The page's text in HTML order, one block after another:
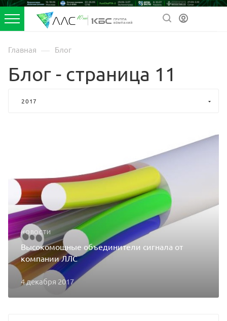
Главная — Блог
Блог - страница 11
2017
НОВОСТИ
4 декабря 2017
Высокомощные объединители сигнала от
компании ЛЛС